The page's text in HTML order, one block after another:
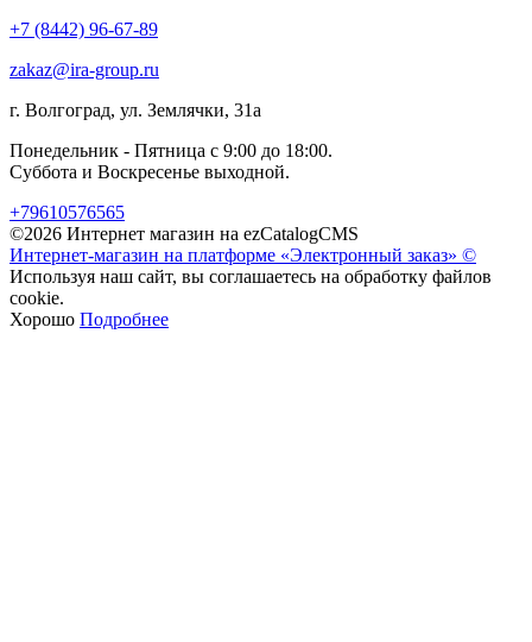
+7 (8442) 96-67-89
zakaz@ira-group.ru
г. Волгоград, ул. Землячки, 31а
Понедельник - Пятница с 9:00 до 18:00.
Суббота и Воскресенье выходной.
+79610576565
©2026 Интернет магазин на ezCatalogCMS
Интернет-магазин на платформе «Электронный заказ» ©
Используя наш сайт, вы соглашаетесь на обработку файлов
cookie.
Хорошо Подробнее